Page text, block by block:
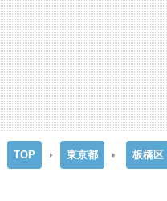
TOP 東京都 板橋区